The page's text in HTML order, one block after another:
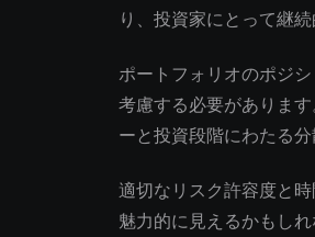
り、投資家にとって継
ポートフォリオのポジ
考慮する必要がありま
ーと投資段階にわたる分
適切なリスク許容度と
魅力的に見えるかもし